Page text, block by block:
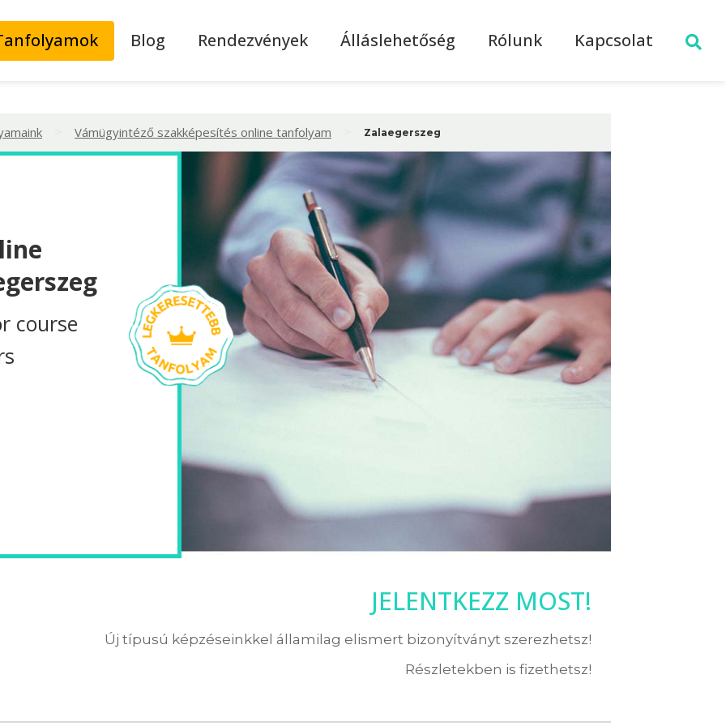
Blog Rendezvények Álláslehetőség Rólunk Kapcsolat
Vámügyintéző szakképesítés online tanfolyam Zalaegerszeg
course
JELENTKEZZ MOST!
Új típusú képzéseinkkel államilag elismert bizonyítványt szerezhetsz!
Részletekben is fizethetsz!